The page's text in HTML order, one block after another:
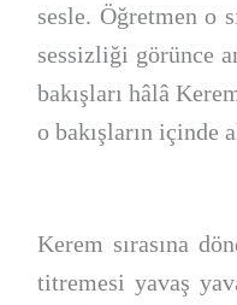
sesle. Öğretmen o
sessizliği görünce
bakışları hâlâ
o bakışların içinde
Kerem sırasına
titremesi yavaş